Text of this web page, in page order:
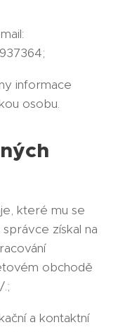
informace
osobu.
které mu se
získal na
obchodě
.;
a kontaktní